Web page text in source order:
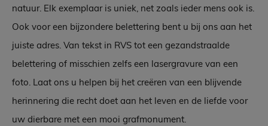
natuur. Elk exemplaar is uniek, net zoals ieder mens ook is.
Ook voor een bijzondere belettering bent u bij ons aan het
juiste adres. Van tekst in RVS tot een gezandstraalde
belettering of misschien zelfs een lasergravure van een
foto. Laat ons u helpen bij het creëren van een blijvende
herinnering die recht doet aan het leven en de liefde voor
uw dierbare met een mooi grafmonument.